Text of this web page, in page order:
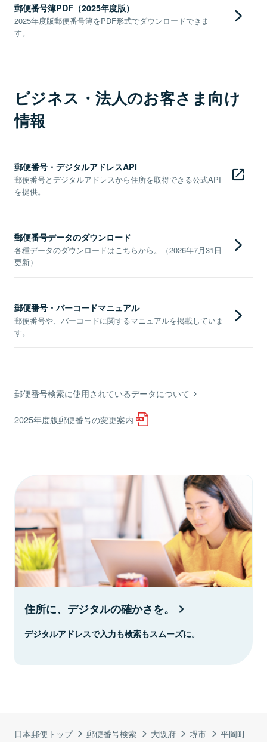
日本郵便トップ 郵便番号検索 大阪府 堺市 平岡町
郵便番号簿PDF（2025年度版）
2025年度版郵便番号簿をPDF形式でダウンロードできま
す。
ビジネス・法人のお客さま向け
情報
郵便番号・デジタルアドレスAPI
郵便番号とデジタルアドレスから住所を取得できる公式API
を提供。
郵便番号データのダウンロード
各種データのダウンロードはこちらから。（2026年7月31日
更新）
郵便番号・バーコードマニュアル
郵便番号や、バーコードに関するマニュアルを掲載していま
す。
郵便番号検索に使用されているデータについて
2025年度版郵便番号の変更案内
住所に、デジタルの確かさを。
デジタルアドレスで入力も検索もスムーズに。